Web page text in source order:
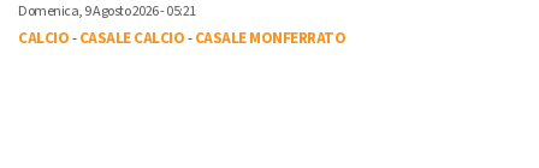
Domenica, 9 Agosto 2026 - 05:21
CALCIO-CASALE CALCIO-CASALE MONFERRATO